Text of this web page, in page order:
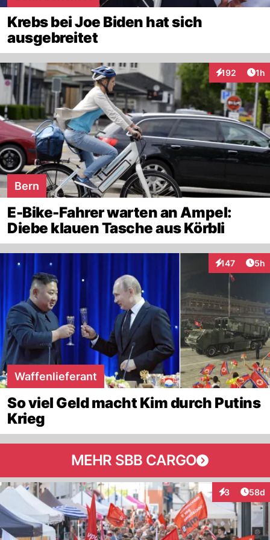
Krebs bei Joe Biden hat sich
ausgebreitet
192
Interaktionen
1h
Bern
E-Bike-Fahrer warten an Ampel:
Diebe klauen Tasche aus Körbli
147
Interaktionen
5h
Waffenlieferant
So viel Geld macht Kim durch Putins
Krieg
MEHR SBB CARGO
3
Interaktionen
58d